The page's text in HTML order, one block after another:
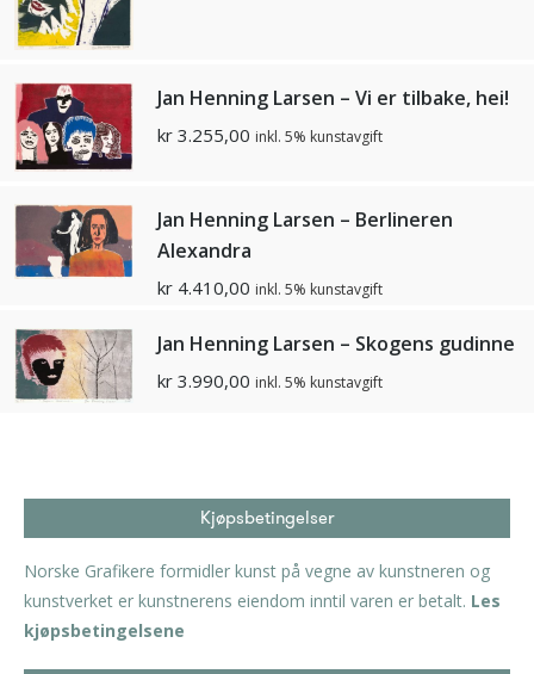
Jan Henning Larsen – Vi er tilbake, hei!
kr 3.255,00 inkl. 5% kunstavgift
Jan Henning Larsen – Berlineren
Alexandra
kr 4.410,00 inkl. 5% kunstavgift
Jan Henning Larsen – Skogens gudinne
kr 3.990,00 inkl. 5% kunstavgift
Kjøpsbetingelser
Norske Grafikere formidler kunst på vegne av kunstneren og
kunstverket er kunstnerens eiendom inntil varen er betalt. Les
kjøpsbetingelsene